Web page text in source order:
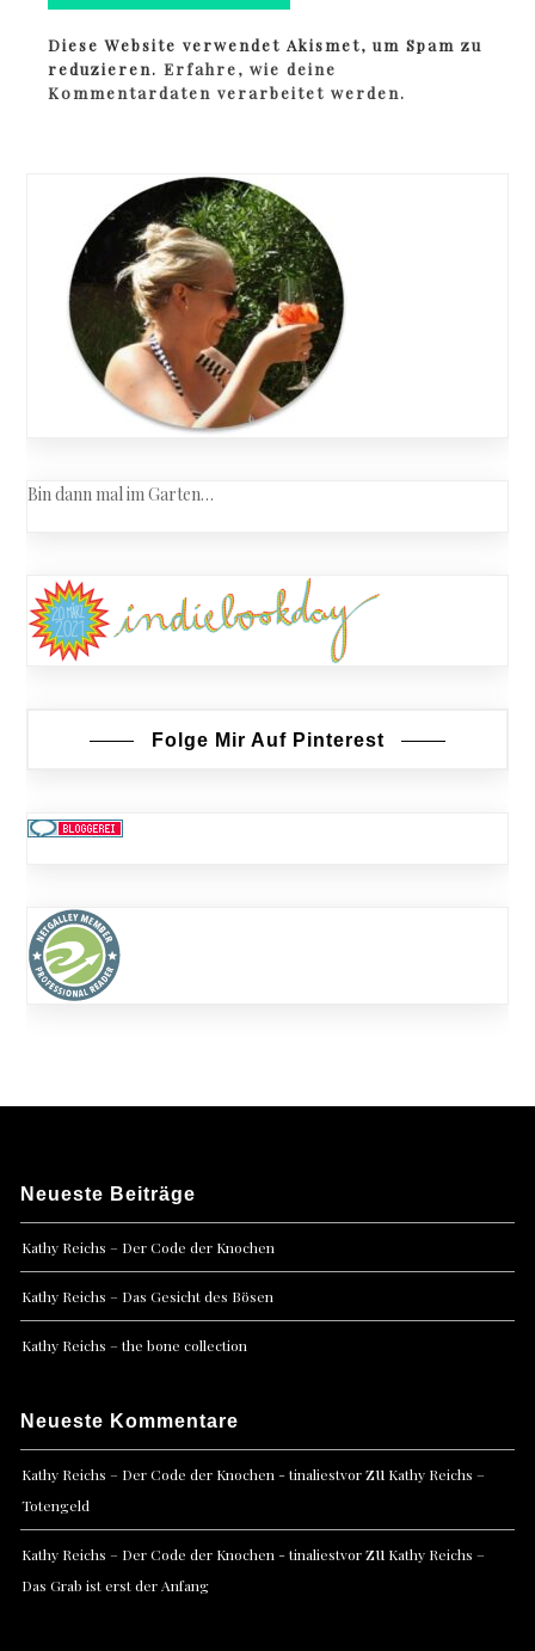
Diese Website verwendet Akismet, um Spam zu
reduzieren.Erfahre, wie deine
Kommentardaten verarbeitet werden.
Bin dann mal im Garten…
Folge Mir Auf Pinterest
Neueste Beiträge
Kathy Reichs – Der Code der Knochen
Kathy Reichs – Das Gesicht des Bösen
Kathy Reichs – the bone collection
Neueste Kommentare
Kathy Reichs – Der Code der Knochen - tinaliestvorzu Kathy Reichs –
Totengeld
Kathy Reichs – Der Code der Knochen - tinaliestvorzu Kathy Reichs –
Das Grab ist erst der Anfang